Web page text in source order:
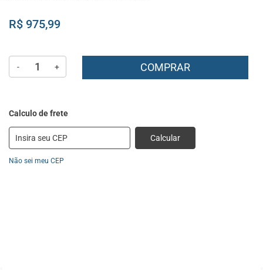
R$ 975,99
- + COMPRAR
Calcular
Não sei meu CEP